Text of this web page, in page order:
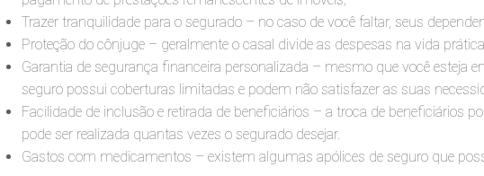
Trazer tranquilidade para o segurado – no caso de você faltar, seus
Proteção do cônjuge – geralmente o casal divide as despesas na vida
Garantia de segurança financeira personalizada – mesmo que você esteja
seguro possui coberturas limitadas e podem não satisfazer as suas
Facilidade de inclusão e retirada de beneficiários – a troca de beneficiários
pode ser realizada quantas vezes o segurado desejar.
Gastos com medicamentos – existem algumas apólices de seguro que